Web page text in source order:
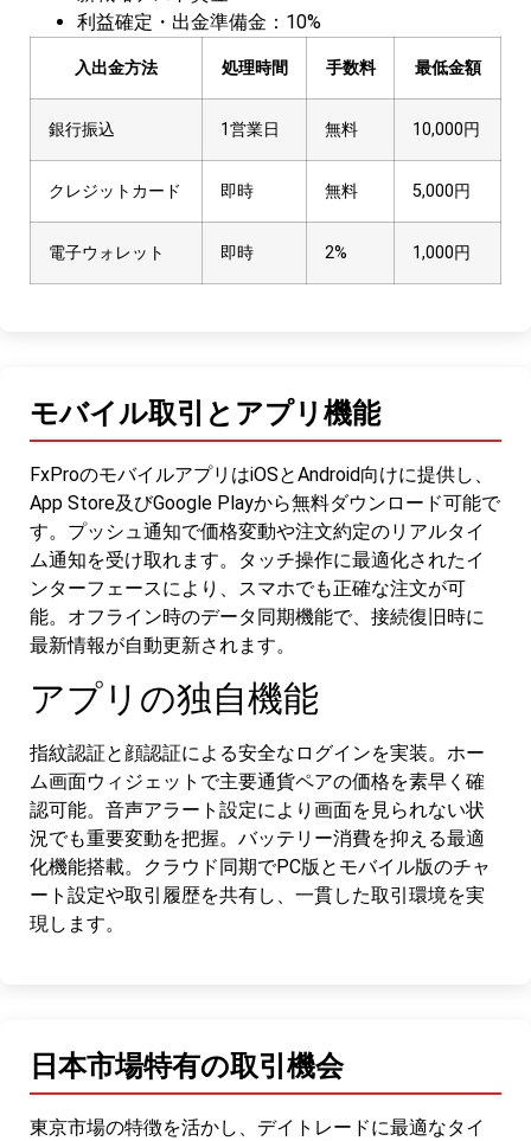
利益確定・出金準備金：10%
入出金方法 処理時間 手数料 最低金額
銀行振込 1営業日 無料 10,000円
クレジットカード 即時 無料 5,000円
電子ウォレット 即時 2% 1,000円
モバイル取引とアプリ機能
FxProのモバイルアプリはiOSとAndroid向けに提供し、
App Store及びGoogle Playから無料ダウンロード可能で
す。プッシュ通知で価格変動や注文約定のリアルタイ
ム通知を受け取れます。タッチ操作に最適化されたイ
ンターフェースにより、スマホでも正確な注文が可
能。オフライン時のデータ同期機能で、接続復旧時に
最新情報が自動更新されます。
アプリの独自機能
指紋認証と顔認証による安全なログインを実装。ホー
ム画面ウィジェットで主要通貨ペアの価格を素早く確
認可能。音声アラート設定により画面を見られない状
況でも重要変動を把握。バッテリー消費を抑える最適
化機能搭載。クラウド同期でPC版とモバイル版のチャ
ート設定や取引履歴を共有し、一貫した取引環境を実
現します。
日本市場特有の取引機会
東京市場の特徴を活かし、デイトレードに最適なタイ